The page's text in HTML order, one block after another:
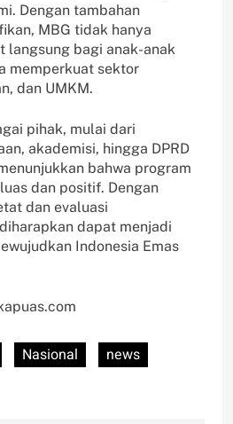
Dengan tambahan
MBG tidak hanya
langsung bagi anak-anak
memperkuat sektor
dan UMKM.
pihak, mulai dari
akademisi, hingga DPRD
bahwa program
dan positif. Dengan
dan evaluasi
dapat menjadi
Indonesia Emas
Nasional
news